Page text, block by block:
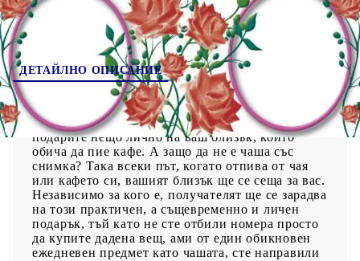
ДЕТАЙЛНО ОПИСАНИЕ
Когато сутрин пием кафе или чай, обикновено
избираме любимата си чаша. Може би искате да
подарите нещо лично на ваш близък, който
обича да пие кафе. А защо да не е чаша със
снимка? Така всеки път, когато отпива от чая
или кафето си, вашият близък ще се сеща за вас.
Независимо за кого е, получателят ще се зарадва
на този практичен, а същевременно и личен
подарък, тъй като не сте отбили номера просто
да купите дадена вещ, ами от един обикновен
ежедневен предмет като чашата, сте направили